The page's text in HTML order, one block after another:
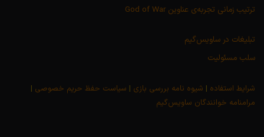
ترتیب زمانی تجربه‌ی عناوین God of War
تبلیغات در ساویس‌گیم
سلب مسئولیت
شرایط استفاده | شیوه نامه بررسی بازی | سیاست حفظ حریم خصوصی |
مرامنامه خوانندگان ساویس‌گیم